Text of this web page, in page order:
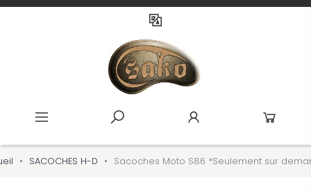
SACOCHES H-D Sacoches Moto S86 *Seulement sur